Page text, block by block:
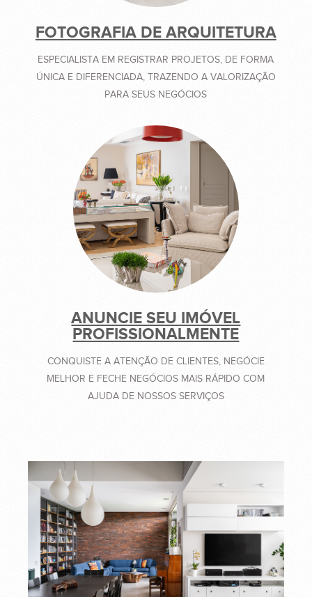
FOTOGRAFIA DE ARQUITETURA
ESPECIALISTA EM REGISTRAR PROJETOS, DE FORMA
ÚNICA E DIFERENCIADA, TRAZENDO A VALORIZAÇÃO
PARA SEUS NEGÓCIOS
ANUNCIE SEU IMÓVEL
PROFISSIONALMENTE
CONQUISTE A ATENÇÃO DE CLIENTES, NEGÓCIE
MELHOR E FECHE NEGÓCIOS MAIS RÁPIDO COM
AJUDA DE NOSSOS SERVIÇOS